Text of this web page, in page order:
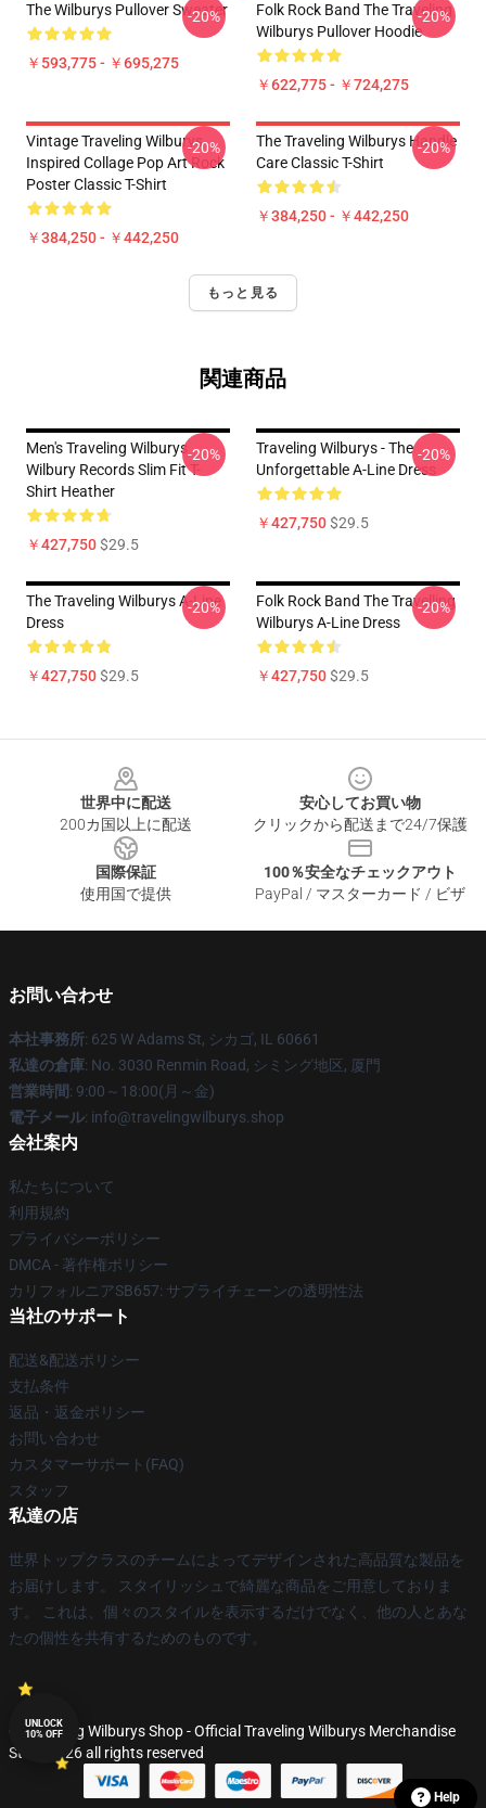
The Wilburys Pullover Sweater
￥593,775 - ￥695,275
-20%
Folk Rock Band The Traveling
Wilburys Pullover Hoodie
￥622,775 - ￥724,275
-20%
Vintage Traveling Wilburys
Inspired Collage Pop Art Rock
Poster Classic T-Shirt
￥384,250 - ￥442,250
-20%
The Traveling Wilburys Handle
Care Classic T-Shirt
￥384,250 - ￥442,250
-20%
もっと見る
関連商品
Men's Traveling Wilburys
Wilbury Records Slim Fit T-
Shirt Heather
￥427,750$29.5
-20%
Traveling Wilburys - The
Unforgettable A-Line Dress
￥427,750$29.5
-20%
The Traveling Wilburys A-Line
Dress
￥427,750$29.5
-20%
Folk Rock Band The Travelling
Wilburys A-Line Dress
￥427,750$29.5
-20%
世界中に配送
200カ国以上に配送
安心してお買い物
クリックから配送まで24/7保護
国際保証
使用国で提供
100％安全なチェックアウト
PayPal / マスターカード / ビザ
お問い合わせ
本社事務所: 625 W Adams St, シカゴ, IL 60661
私達の倉庫: No. 3030 Renmin Road, シミング地区, 厦門
営業時間: 9:00～18:00(月～金)
電子メール: info@travelingwilburys.shop
会社案内
私たちについて
利用規約
プライバシーポリシー
DMCA - 著作権ポリシー
カリフォルニアSB657: サプライチェーンの透明性法
当社のサポート
配送&配送ポリシー
支払条件
返品・返金ポリシー
お問い合わせ
カスタマーサポート(FAQ)
スタッフ
私達の店
世界トップクラスのチームによってデザインされた高品質な製品を
お届けします。 スタイリッシュで綺麗な商品をご用意しておりま
す。 これは、個々のスタイルを表示するだけでなく、他の人とあな
たの個性を共有するためのものです。
© Traveling Wilburys Shop - Official Traveling Wilburys Merchandise
Store 2026 all rights reserved
Help
UNLOCK
10% OFF